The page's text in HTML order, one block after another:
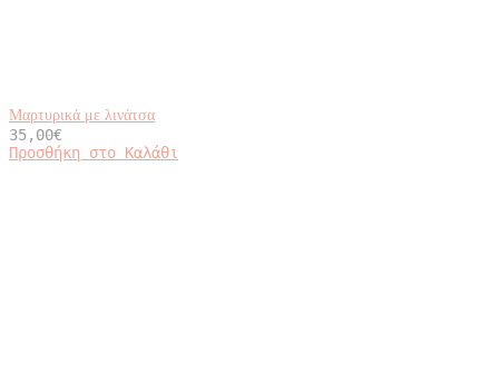
Μαρτυρικά με λινάτσα
35,00€
Προσθήκη στο Καλάθι